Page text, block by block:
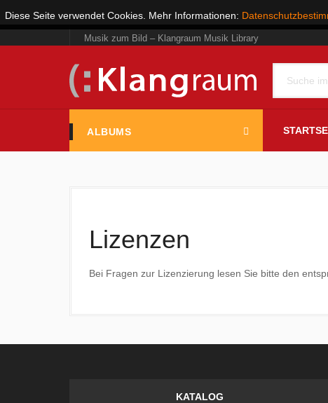
Musik zum Bild – Klangraum Musik Library
ALBUMS
Lizenzen
Bei Fragen zur Lizenzierung lesen Sie bitte den
KATALOG
Diese Seite verwendet Cookies. Mehr Informationen: